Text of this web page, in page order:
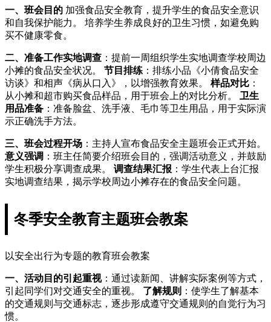
一、班会目的 加强食品安全教育，提升学生的食品安全意识
和自我保护能力。 培养学生养成良好的卫生习惯，如避免购
买不健康零食。
二、准备工作实地调查 ：提前一周组织学生实地调查学校周边
小摊的食品安全状况。 节目排练 ：排练小品《小倩食品安全
访谈》和相声《病从口入》，以增强教育效果。 样品对比 ：
从小摊和超市购买食品样品，用于班会上的对比分析。 卫生
用品准备 ：准备脸盆、洗手液、毛巾等卫生用品，用于实际演
示正确洗手方法。
三、班会过程开场 ：主持人宣布食品安全主题班会正式开始。
意义强调 ：班主任简要介绍班会目的，强调活动意义，并鼓励
学生积极分享调查成果。 调查结果汇报 ：学生代表上台汇报
实地调查结果，揭示学校周边小摊存在的食品安全问题。
冬季安全教育主题班会教案
以安全出行为专题的教育班会教案
一、活动目的引起重视：通过读新闻、讲解实际案例等方式，
引起同学们对交通安全的重视。 了解规则 ：使学生了解基本
的交通规则与交通标志，逐步形成遵守交通规则的自觉行为习
惯。